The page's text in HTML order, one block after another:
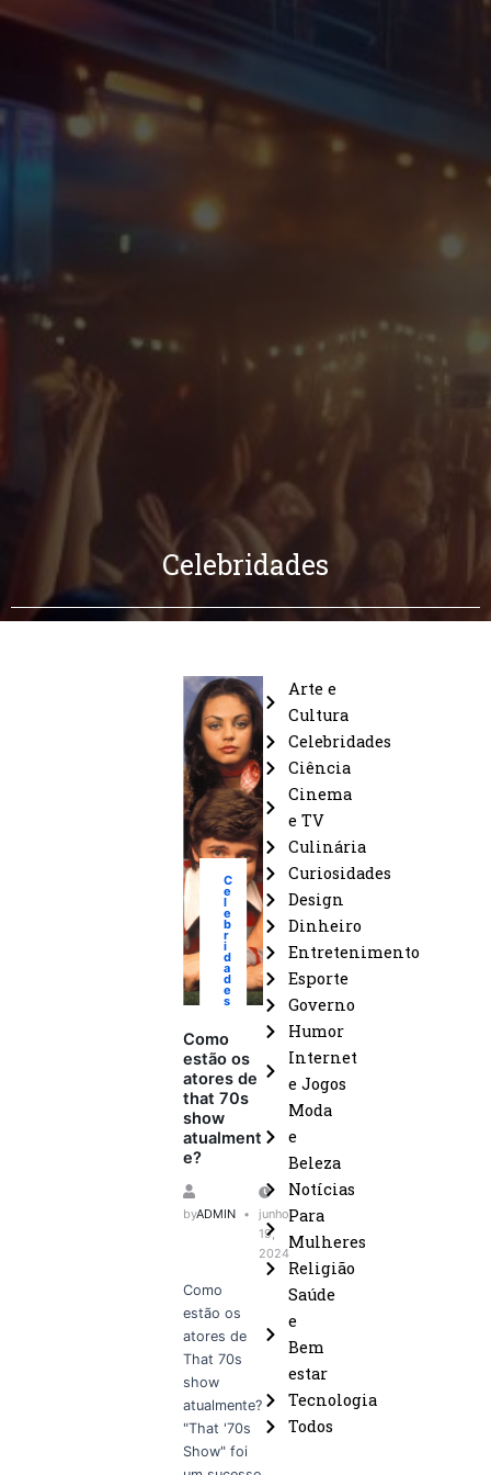
Celebridades
C
e
l
e
b
r
i
d
a
d
e
s
Como
estão os
atores de
that 70s
show
atualment
e?
byADMIN
junho
19,
2024
Como
estão os
atores de
That 70s
show
atualmente?
"That '70s
Show" foi
Arte e
Cultura
Celebridades
Ciência
Cinema
e TV
Culinária
Curiosidades
Design
Dinheiro
Entretenimento
Esporte
Governo
Humor
Internet
e Jogos
Moda
e
Beleza
Notícias
Para
Mulheres
Religião
Saúde
e
Bem
estar
Tecnologia
Todos